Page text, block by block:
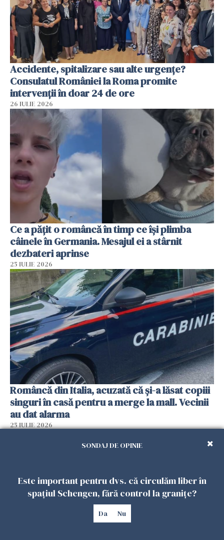
Accidente, spitalizare sau alte urgențe?
Consulatul României la Roma promite
intervenții în doar 24 de ore
26 IULIE 2026
Ce a pățit o româncă în timp ce își plimba
câinele în Germania. Mesajul ei a stârnit
dezbateri aprinse
25 IULIE 2026
Româncă din Italia, acuzată că și-a lăsat copiii
singuri în casă pentru a merge la mall. Vecinii
au dat alarma
25 IULIE 2026
SONDAJ DE OPINIE
Este important pentru dvs. că circulăm liber în
spațiul Schengen, fără control la granițe?
Da Nu